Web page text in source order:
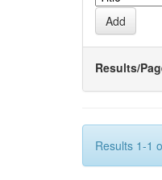
Results/
Results 1-1